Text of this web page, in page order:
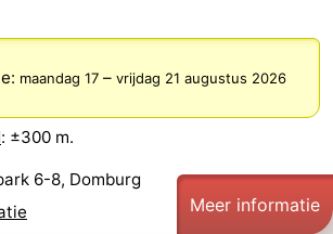
maandag 17 – vrijdag 21 augustus 2026
: ±300 m.
6-8, Domburg
Meer informatie